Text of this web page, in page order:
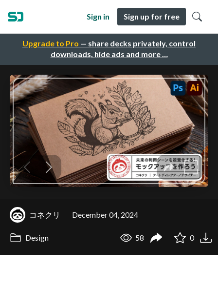
Upgrade to Pro — share decks privately, control
downloads, hide ads and more …
Sign in Sign up for free
コネクリ December 04, 2024
Design 58 0